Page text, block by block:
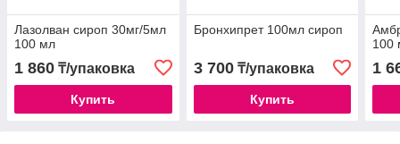
Лазолван сироп 30мг/5мл
100 мл
1 860 ₸/упаковка
Купить
Бронхипрет 100мл сироп
3 700₸/упаковка
Купить
100
1